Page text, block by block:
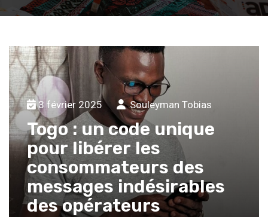
3 février 2025 Souleyman Tobias
Togo : un code unique
pour libérer les
consommateurs des
messages indésirables
des opérateurs